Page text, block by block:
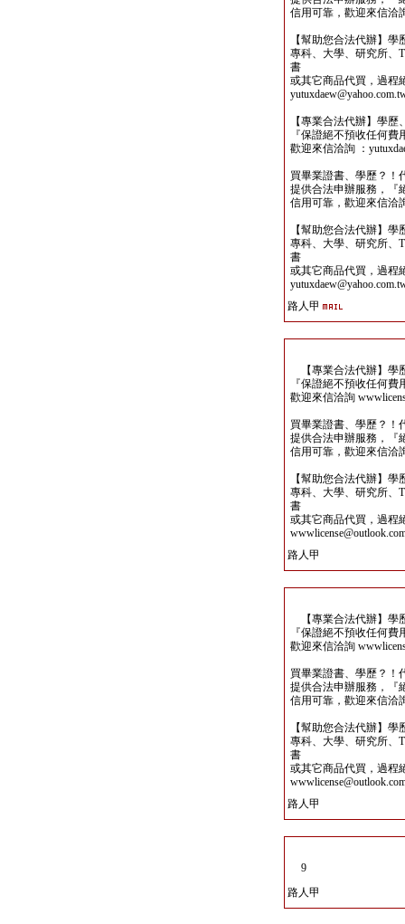
信用可靠，歡迎來信洽
【幫助您合法代辦】
專科、大學、研究所、
書
或其它商品代買，過程
【專業合法代辦】學
『保證絕不預收任何
歡迎來信洽詢 ：
買畢業證書、學歷？！
提供合法申辦服務，『
信用可靠，歡迎來信洽
【幫助您合法代辦】
專科、大學、研究所、
書
或其它商品代買，過程
路人甲
【專業合法代辦】學
『保證絕不預收任何
歡迎來信洽詢
買畢業證書、學歷？！
提供合法申辦服務，『
信用可靠，歡迎來信洽
【幫助您合法代辦】
專科、大學、研究所、
書
或其它商品代買，過程
路人甲
【專業合法代辦】學
『保證絕不預收任何
歡迎來信洽詢
買畢業證書、學歷？！
提供合法申辦服務，『
信用可靠，歡迎來信洽
【幫助您合法代辦】
專科、大學、研究所、
書
或其它商品代買，過程
路人甲
9
路人甲